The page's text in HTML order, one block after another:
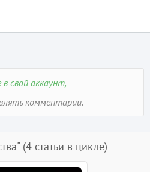
свой аккаунт,
комментарии.
(4 статьи в цикле)